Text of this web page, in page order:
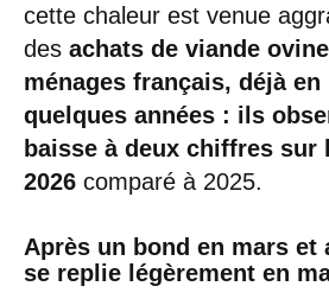
cette chaleur est venue
des achats de viande
ménages français, déjà
quelques années : ils
baisse à deux chiffres sur
2026 comparé à 2025.
Après un bond en mars et
se replie légèrement en